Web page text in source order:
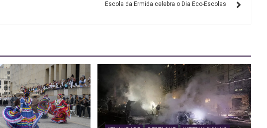
Escola da Ermida celebra o Dia Eco-Escolas